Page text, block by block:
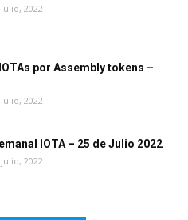
2022
por Assembly tokens –
2022
IOTA – 25 de Julio 2022
2022